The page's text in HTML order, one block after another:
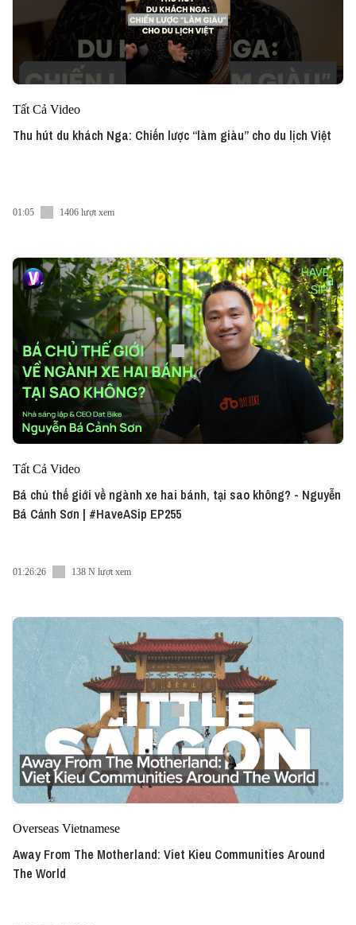
Tất Cả Video
Thu hút du khách Nga: Chiến lược “làm giàu” cho du lịch Việt
01:05 1406 lượt xem
Tất Cả Video
Bá chủ thế giới về ngành xe hai bánh, tại sao không? - Nguyễn
Bá Cảnh Sơn | #HaveASip EP255
01:26:26 138 N lượt xem
Overseas Vietnamese
Away From The Motherland: Viet Kieu Communities Around
The World